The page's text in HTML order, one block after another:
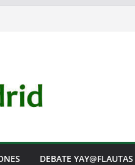
DEBATE YAY@FLAUTAS